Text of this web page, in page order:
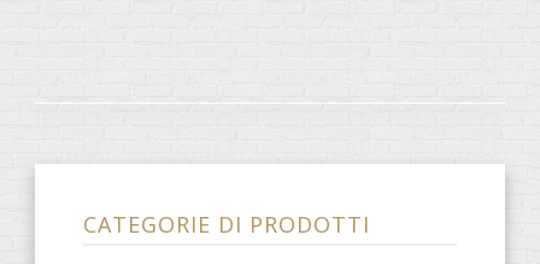
CATEGORIE DI PRODOTTI